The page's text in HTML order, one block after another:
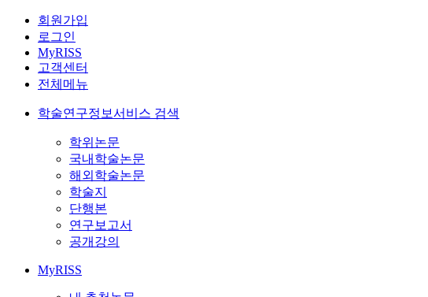
회원가입
로그인
MyRISS
고객센터
전체메뉴
학술연구정보서비스 검색
학위논문
국내학술논문
해외학술논문
학술지
단행본
연구보고서
공개강의
MyRISS